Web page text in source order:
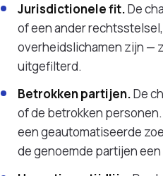
Jurisdictionele fit.De
of een ander
overheidslichamen zijn —
uitgefilterd.
Betrokken partijen.De
of de betrokken
een geautomatiseerde
de genoemde partijen